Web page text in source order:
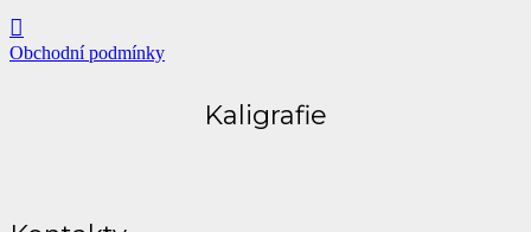
Obchodní podmínky
Kaligrafie